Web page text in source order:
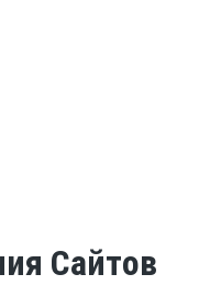
Сайтов